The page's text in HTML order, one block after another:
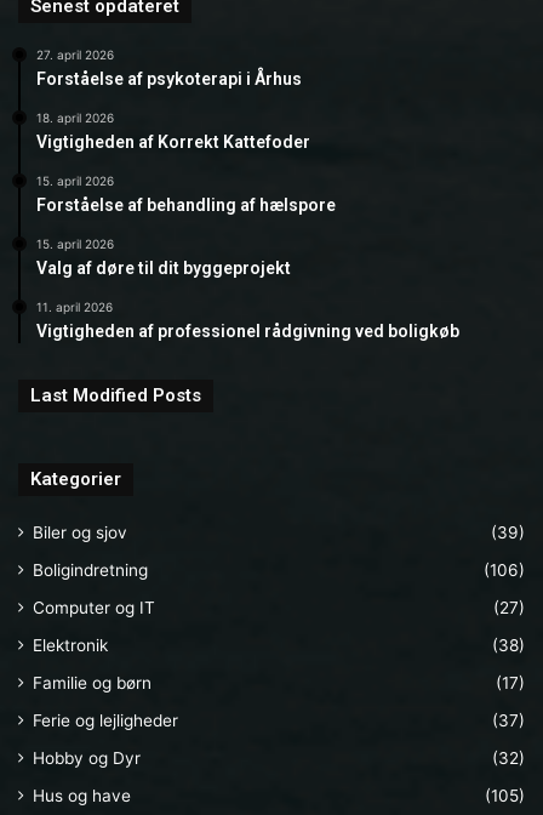
Senest opdateret
27. april 2026
Forståelse af psykoterapi i Århus
18. april 2026
Vigtigheden af Korrekt Kattefoder
15. april 2026
Forståelse af behandling af hælspore
15. april 2026
Valg af døre til dit byggeprojekt
11. april 2026
Vigtigheden af professionel rådgivning ved boligkøb
Last Modified Posts
Kategorier
Biler og sjov
(39)
Boligindretning
(106)
Computer og IT
(27)
Elektronik
(38)
Familie og børn
(17)
Ferie og lejligheder
(37)
Hobby og Dyr
(32)
Hus og have
(105)